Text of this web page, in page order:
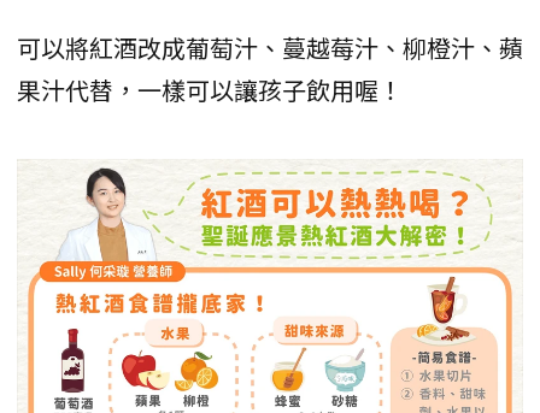
可以將紅酒改成葡萄汁、蔓越莓汁、柳橙汁、蘋
果汁代替，一樣可以讓孩子飲用喔！